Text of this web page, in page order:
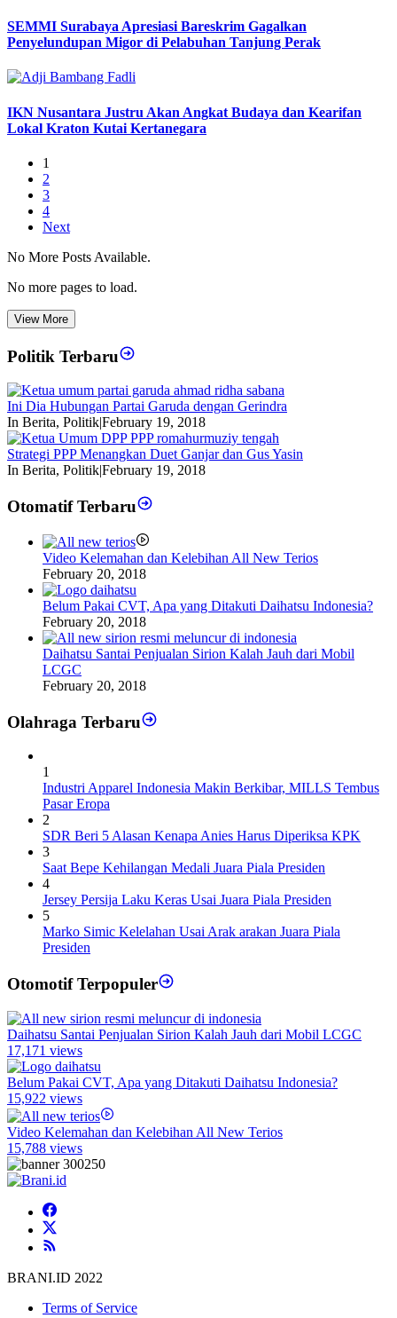
SEMMI Surabaya Apresiasi Bareskrim Gagalkan
Penyelundupan Migor di Pelabuhan Tanjung Perak
IKN Nusantara Justru Akan Angkat Budaya dan Kearifan
Lokal Kraton Kutai Kertanegara
1
2
3
4
Next
No More Posts Available.
No more pages to load.
View More
Politik Terbaru
Ini Dia Hubungan Partai Garuda dengan Gerindra
In Berita, Politik|February 19, 2018
Strategi PPP Menangkan Duet Ganjar dan Gus Yasin
In Berita, Politik|February 19, 2018
Otomatif Terbaru
Video Kelemahan dan Kelebihan All New Terios
February 20, 2018
Belum Pakai CVT, Apa yang Ditakuti Daihatsu Indonesia?
February 20, 2018
Daihatsu Santai Penjualan Sirion Kalah Jauh dari Mobil
LCGC
February 20, 2018
Olahraga Terbaru
1
Industri Apparel Indonesia Makin Berkibar, MILLS Tembus
Pasar Eropa
2
SDR Beri 5 Alasan Kenapa Anies Harus Diperiksa KPK
3
Saat Bepe Kehilangan Medali Juara Piala Presiden
4
Jersey Persija Laku Keras Usai Juara Piala Presiden
5
Marko Simic Kelelahan Usai Arak arakan Juara Piala
Presiden
Otomotif Terpopuler
Daihatsu Santai Penjualan Sirion Kalah Jauh dari Mobil LCGC
17,171 views
Belum Pakai CVT, Apa yang Ditakuti Daihatsu Indonesia?
15,922 views
Video Kelemahan dan Kelebihan All New Terios
15,788 views
BRANI.ID 2022
Terms of Service